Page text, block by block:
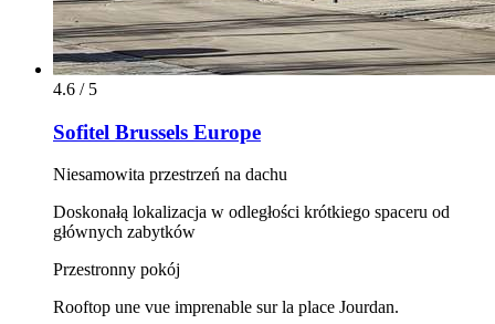
4.6 / 5
Sofitel Brussels Europe
Niesamowita przestrzeń na dachu
Doskonałą lokalizacja w odległości krótkiego spaceru od
głównych zabytków
Przestronny pokój
Rooftop une vue imprenable sur la place Jourdan.